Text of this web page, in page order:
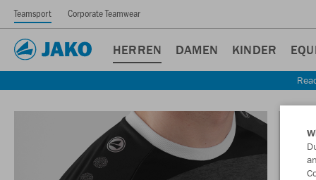
Teamsport Corporate Teamwear
HERREN DAMEN KINDER